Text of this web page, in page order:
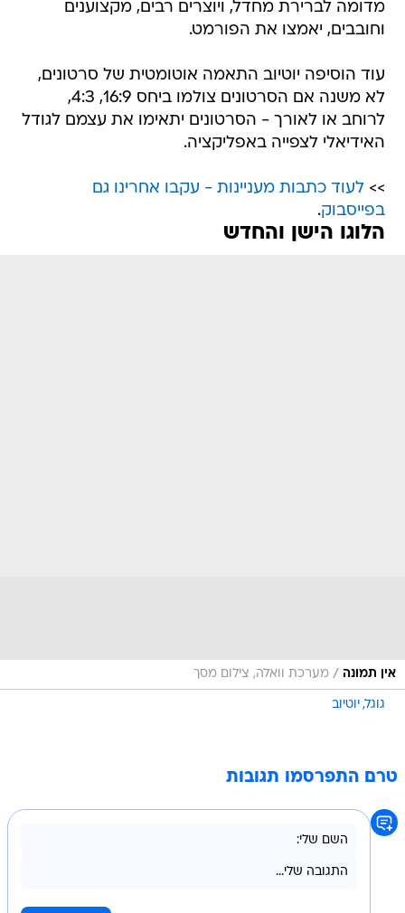
מדומה לברירת מחדל, ויוצרים רבים, מקצוענים
וחובבים, יאמצו את הפורמט.
עוד הוסיפה יוטיוב התאמה אוטומטית של סרטונים,
לא משנה אם הסרטונים צולמו ביחס 16:9, 4:3,
לרוחב או לאורך - הסרטונים יתאימו את עצמם לגודל
האידיאלי לצפייה באפליקציה.
>>לעוד כתבות מעניינות - עקבו אחרינו גם
בפייסבוק.
הלוגו הישן והחדש
אין תמונה / מערכת וואלה, צילום מסך
גוגל יוטיוב
טרם התפרסמו תגובות